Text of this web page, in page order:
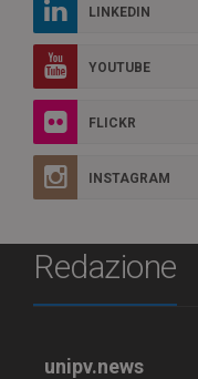
LINKEDIN
YOUTUBE
FLICKR
INSTAGRAM
Redazione
unipv.news